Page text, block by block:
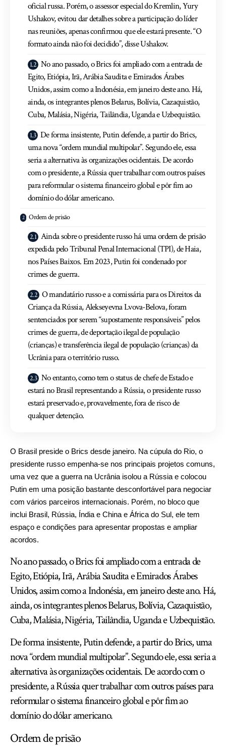
oficial russa. Porém, o assessor especial do Kremlin, Yury
Ushakov, evitou dar detalhes sobre a participação do líder
nas reuniões, apenas confirmou que ele estará presente. “O
formato ainda não foi decidido”, disse Ushakov.
No ano passado, o Brics foi ampliado com a entrada de
Egito, Etiópia, Irã, Arábia Saudita e Emirados Árabes
Unidos, assim como a Indonésia, em janeiro deste ano. Há,
ainda, os integrantes plenos Belarus, Bolívia, Cazaquistão,
Cuba, Malásia, Nigéria, Tailândia, Uganda e Uzbequistão.
De forma insistente, Putin defende, a partir do Brics,
uma nova “ordem mundial multipolar”. Segundo ele, essa
seria a alternativa às organizações ocidentais. De acordo
com o presidente, a Rússia quer trabalhar com outros países
para reformular o sistema financeiro global e pôr fim ao
domínio do dólar americano.
Ordem de prisão
Ainda sobre o presidente russo há uma ordem de prisão
expedida pelo Tribunal Penal Internacional (TPI), de Haia,
nos Países Baixos. Em 2023, Putin foi condenado por
crimes de guerra.
O mandatário russo e a comissária para os Direitos da
Criança da Rússia, Alekseyevna Lvova-Belova, foram
sentenciados por serem “supostamente responsáveis” pelos
crimes de guerra, de deportação ilegal de população
(crianças) e transferência ilegal de população (crianças) da
Ucrânia para o território russo.
No entanto, como tem o status de chefe de Estado e
estará no Brasil representando a Rússia, o presidente russo
estará preservado e, provavelmente, fora de risco de
qualquer detenção.
O Brasil preside o Brics desde janeiro. Na cúpula do Rio, o
presidente russo empenha-se nos principais projetos comuns,
uma vez que a guerra na Ucrânia isolou a Rússia e colocou
Putin em uma posição bastante desconfortável para negociar
com vários parceiros internacionais. Porém, no bloco que
inclui Brasil, Rússia, Índia e China e África do Sul, ele tem
espaço e condições para apresentar propostas e ampliar
acordos.
No ano passado, o Brics foi ampliado com a entrada de
Egito, Etiópia, Irã, Arábia Saudita e Emirados Árabes
Unidos, assim como a Indonésia, em janeiro deste ano. Há,
ainda, os integrantes plenos Belarus, Bolívia, Cazaquistão,
Cuba, Malásia, Nigéria, Tailândia, Uganda e Uzbequistão.
De forma insistente, Putin defende, a partir do Brics, uma
nova “ordem mundial multipolar”. Segundo ele, essa seria a
alternativa às organizações ocidentais. De acordo com o
presidente, a Rússia quer trabalhar com outros países para
reformular o sistema financeiro global e pôr fim ao
domínio do dólar americano.
Ordem de prisão